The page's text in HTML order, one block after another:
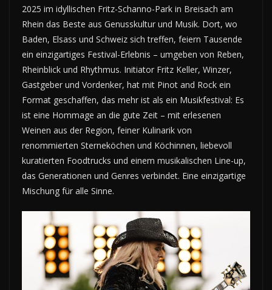
2025 im idyllischen Fritz-Schanno-Park in Breisach am
Rhein das Beste aus Genusskultur und Musik. Dort, wo
Baden, Elsass und Schweiz sich treffen, feiern Tausende
ein einzigartiges Festival-Erlebnis – umgeben von Reben,
Rheinblick und Rhythmus. Initiator Fritz Keller, Winzer,
Gastgeber und Vordenker, hat mit Pinot and Rock ein
Format geschaffen, das mehr ist als ein Musikfestival: Es
ist eine Hommage an die gute Zeit – mit erlesenen
Weinen aus der Region, feiner Kulinarik von
renommierten Sterneköchen und Köchinnen, liebevoll
kuratierten Foodtrucks und einem musikalischen Line-up,
das Generationen und Genres verbindet. Eine einzigartige
Mischung für alle Sinne.